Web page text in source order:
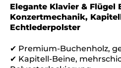
Elegante Klavier & Flügel
Konzertmechanik,
Echtlederpolster
✔ Premium-Buchenholz,
✔ Kapitell-Beine,